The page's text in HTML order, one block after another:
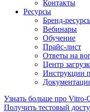
Контакты
Ресурсы
Бренд-
Вебинары
Обучение
Прайс-лист
Ответы на
Центр
Инструкции
Узнать больше про Vitro-
Получить тестовый